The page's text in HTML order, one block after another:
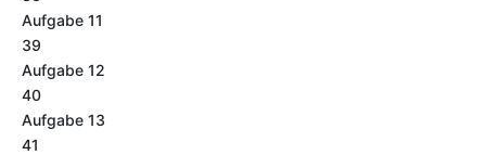
Aufgabe 11
39
Aufgabe 12
40
Aufgabe 13
41